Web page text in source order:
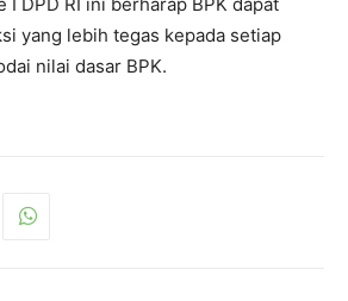
yang lebih tegas kepada setiap
nilai dasar BPK.